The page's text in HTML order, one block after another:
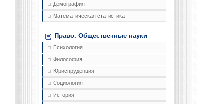
Демография
Математическая статистика
Право. Общественные науки
Психология
Философия
Юриспруденция
Социология
История